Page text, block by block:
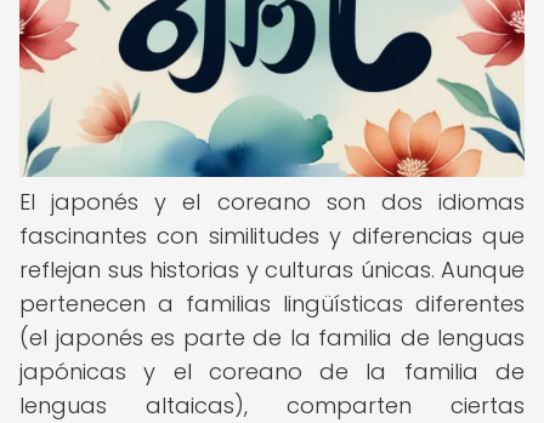
El japonés y el coreano son dos idiomas
fascinantes con similitudes y diferencias que
reflejan sus historias y culturas únicas. Aunque
pertenecen a familias lingüísticas diferentes
(el japonés es parte de la familia de lenguas
japónicas y el coreano de la familia de
lenguas altaicas), comparten ciertas